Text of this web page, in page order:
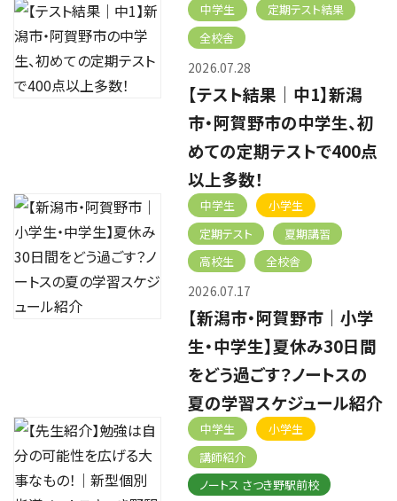
中学生
定期テスト結果
全校舎
2026.07.28
【テスト結果｜中1】新潟
市・阿賀野市の中学生、初
めての定期テストで400点
以上多数！
中学生
小学生
定期テスト
夏期講習
高校生
全校舎
2026.07.17
【新潟市・阿賀野市｜小学
生・中学生】夏休み30日間
をどう過ごす？ノートスの
夏の学習スケジュール紹介
中学生
小学生
講師紹介
ノートス さつき野駅前校